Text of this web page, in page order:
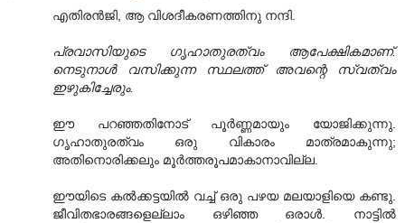
എതിരന്‍ജി, ആ വിശദീകരണത്തിനു നന്ദി.
പ്രവാസിയുടെ ഗൃഹാതുരത്വം ആപേക്ഷികമാണ്.
നെടുനാള്‍ വസിക്കുന്ന സ്ഥലത്ത് അവന്റെ സ്വത്വം
ഇഴുകിച്ചേരും.
ഈ പറഞ്ഞതിനോട് പൂര്‍ണ്ണമായും യോജിക്കുന്നു.
ഗൃഹാതുരത്വം ഒരു വികാരം മാത്രമാകുന്നു;
അതിനൊരിക്കലും മൂര്‍ത്തരൂപമാകാനാവില്ല.
ഈയിടെ കല്‍ക്കട്ടയില്‍ വച്ച് ഒരു പഴയ മലയാളിയെ കണ്ടു.
ജീവിതഭാരങ്ങളെല്ലാം ഒഴിഞ്ഞ ഒരാള്‍. നാട്ടില്‍